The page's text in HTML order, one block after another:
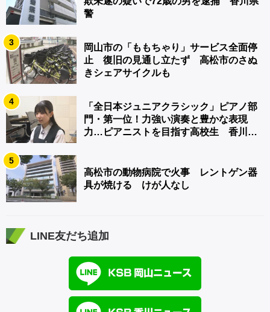
警
3
岡山市の「ももちゃり」サービス全面停
止 復旧の見通し立たず 高松市のさぬ
きシェアサイクルも
4
「全日本ジュニアクラシック」ピアノ部
門・第一位！力強い演奏と豊かな表現
力…ピアニストを目指す高校生 香川
5
高松市の動物病院で火事 レントゲン器
具が焼ける けが人なし
LINE友だち追加